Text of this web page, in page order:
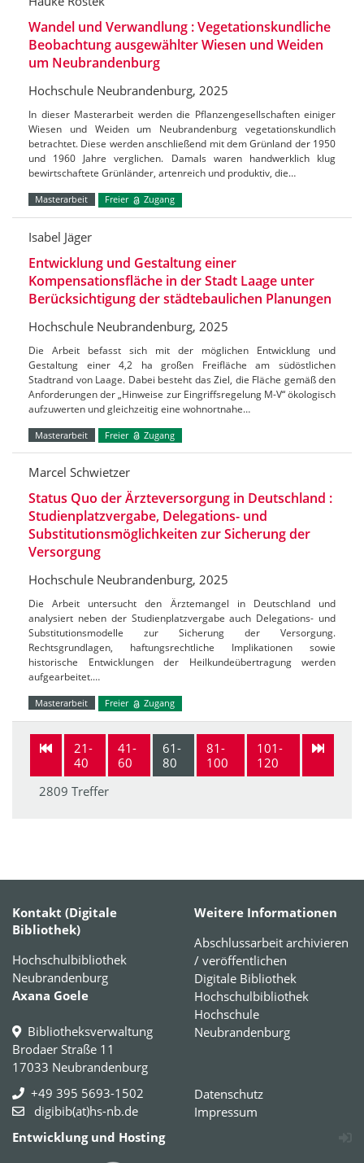
Wandel und Verwandlung : Vegetationskundliche
Beobachtung ausgewählter Wiesen und Weiden
um Neubrandenburg
Hochschule Neubrandenburg, 2025
In dieser Masterarbeit werden die Pflanzengesellschaften einiger
Wiesen und Weiden um Neubrandenburg vegetationskundlich
betrachtet. Diese werden anschließend mit dem Grünland der 1950
und 1960 Jahre verglichen. Damals waren handwerklich klug
bewirtschaftete Grünländer, artenreich und produktiv, die…
Masterarbeit Freier Zugang
Isabel Jäger
Entwicklung und Gestaltung einer
Kompensationsfläche in der Stadt Laage unter
Berücksichtigung der städtebaulichen Planungen
Hochschule Neubrandenburg, 2025
Die Arbeit befasst sich mit der möglichen Entwicklung und
Gestaltung einer 4,2 ha großen Freifläche am südöstlichen
Stadtrand von Laage. Dabei besteht das Ziel, die Fläche gemäß den
Anforderungen der „Hinweise zur Eingriffsregelung M-V“ ökologisch
aufzuwerten und gleichzeitig eine wohnortnahe…
Masterarbeit Freier Zugang
Marcel Schwietzer
Status Quo der Ärzteversorgung in Deutschland :
Studienplatzvergabe, Delegations- und
Substitutionsmöglichkeiten zur Sicherung der
Versorgung
Hochschule Neubrandenburg, 2025
Die Arbeit untersucht den Ärztemangel in Deutschland und
analysiert neben der Studienplatzvergabe auch Delegations- und
Substitutionsmodelle zur Sicherung der Versorgung.
Rechtsgrundlagen, haftungsrechtliche Implikationen sowie
historische Entwicklungen der Heilkundeübertragung werden
aufgearbeitet.…
Masterarbeit Freier Zugang
21-
40
41-
60
61-
80
81-
100
101-
120
2809 Treffer
Kontakt (Digitale
Bibliothek)
Hochschulbibliothek
Neubrandenburg
Axana Goele
Bibliotheksverwaltung
Brodaer Straße 11
17033 Neubrandenburg
+49 395 5693-1502
digibib(at)hs-nb.de
Weitere Informationen
Abschlussarbeit archivieren
/ veröffentlichen
Digitale Bibliothek
Hochschulbibliothek
Hochschule
Neubrandenburg
Datenschutz
Impressum
Entwicklung und Hosting